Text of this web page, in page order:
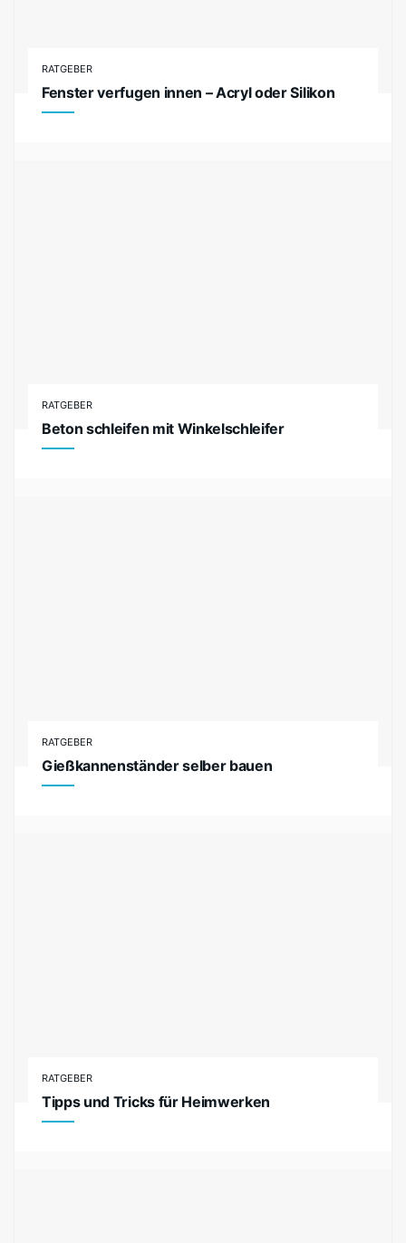
RATGEBER
Fenster verfugen innen – Acryl oder Silikon
RATGEBER
Beton schleifen mit Winkelschleifer
RATGEBER
Gießkannenständer selber bauen
RATGEBER
Tipps und Tricks für Heimwerken